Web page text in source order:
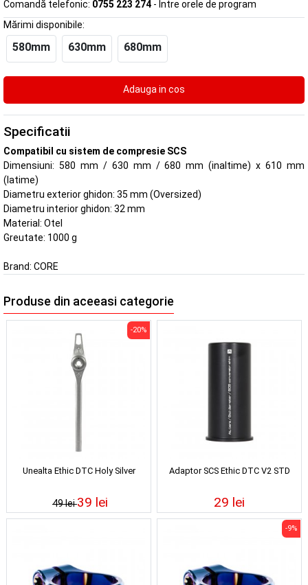
Comandă telefonic: 0755 223 274 - Între orele de program
Mărimi disponibile:
580mm 630mm 680mm
Specificatii
Compatibil cu sistem de compresie SCS
Dimensiuni: 580 mm / 630 mm / 680 mm (inaltime) x 610 mm
(latime)
Diametru exterior ghidon: 35 mm (Oversized)
Diametru interior ghidon: 32 mm
Material: Otel
Greutate: 1000 g
Brand: CORE
Produse din aceeasi categorie
Unealta Ethic DTC Holy Silver
49 lei
-20%
39 lei
Adaptor SCS Ethic DTC V2 STD
29 lei
-9%